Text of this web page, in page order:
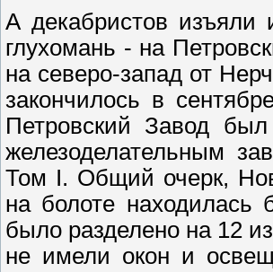
А декабристов изъяли
глухомань - на
на северо-запад от
закончилось в
Петровский Завод
железоделательным
Том I. Общий очерк,
на болоте находилась
было разделено на 12
не имели окон и